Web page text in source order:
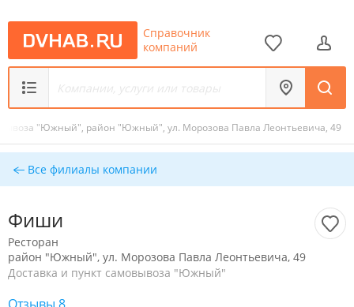
Справочник
компаний
"Южный", район "Южный", ул. Морозова Павла Леонтьевича, 49
Все филиалы компании
Фиши
Ресторан
район "Южный", ул. Морозова Павла Леонтьевича, 49
Доставка и пункт самовывоза "Южный"